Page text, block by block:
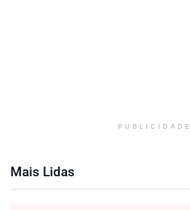
PUBLICIDADE
Mais Lidas